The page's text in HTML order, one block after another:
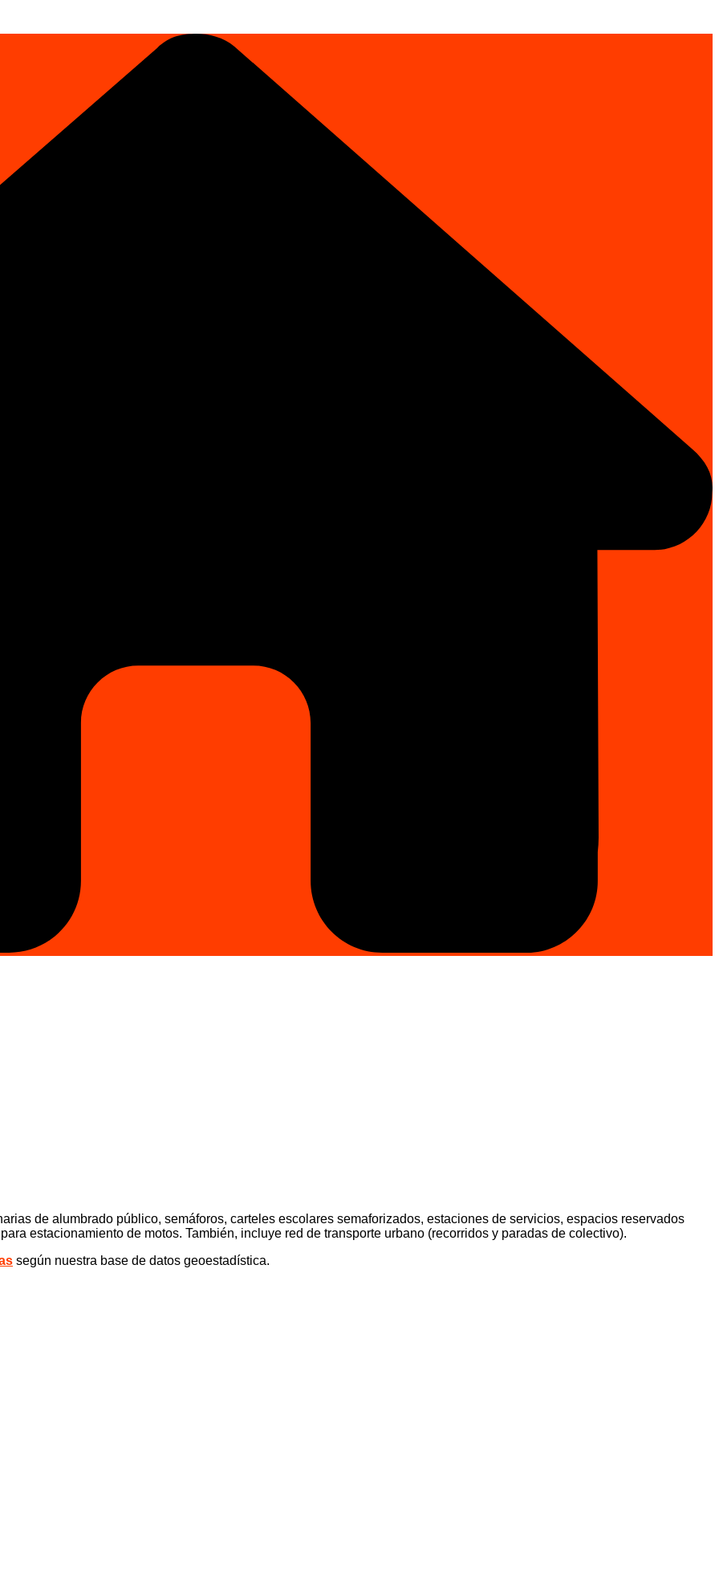
de alumbrado público, semáforos, carteles escolares semaforizados, estaciones de servicios, espacios reservados
estacionamiento de motos. También, incluye red de transporte urbano (recorridos y paradas de colectivo).
según nuestra base de datos geoestadística.